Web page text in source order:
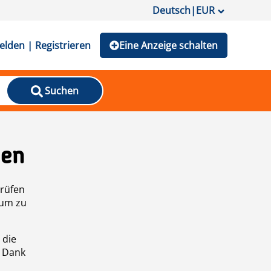
Deutsch|EUR
| Registrieren Eine Anzeige schalten
Suchen
zu
die